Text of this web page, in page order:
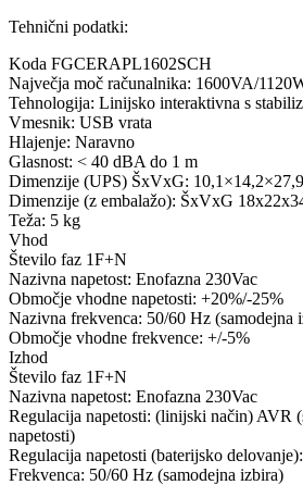
Tehnični podatki:
Koda FGCERAPL1602SCH
Največja moč računalnika: 1600VA/
Tehnologija: Linijsko interaktivna s
Vmesnik: USB vrata
Hlajenje: Naravno
Glasnost: < 40 dBA do 1 m
Dimenzije (UPS) ŠxVxG:
Dimenzije (z embalažo): ŠxVxG
Teža: 5 kg
Vhod
Število faz 1F+N
Nazivna napetost: Enofazna 230Vac
Območje vhodne napetosti: +20%/-25%
Nazivna frekvenca: 50/60 Hz (samodejna
Območje vhodne frekvence: +/-5%
Izhod
Število faz 1F+N
Nazivna napetost: Enofazna 230Vac
Regulacija napetosti: (linijski način) AVR
napetosti)
Regulacija napetosti (baterijsko
Frekvenca: 50/60 Hz (samodejna izbira)